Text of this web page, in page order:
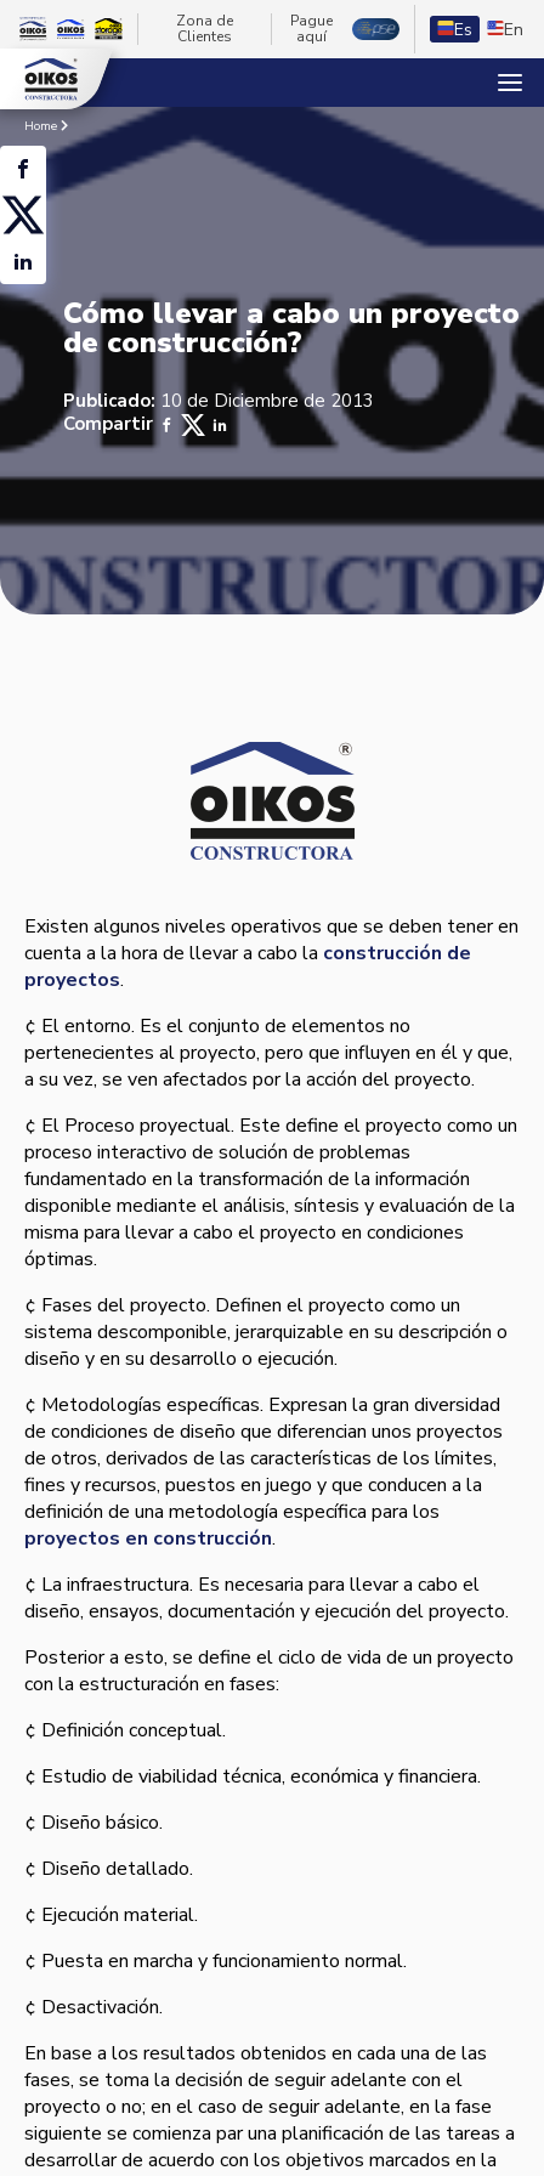
Zona de
Clientes
Pague
aquí
Es En
Home
Cómo llevar a cabo un proyecto
de construcción?
Publicado: 10 de Diciembre de 2013
Compartir
Existen algunos niveles operativos que se deben tener en
cuenta a la hora de llevar a cabo la construcción de
proyectos.
¢ El entorno. Es el conjunto de elementos no
pertenecientes al proyecto, pero que influyen en él y que,
a su vez, se ven afectados por la acción del proyecto.
¢ El Proceso proyectual. Este define el proyecto como un
proceso interactivo de solución de problemas
fundamentado en la transformación de la información
disponible mediante el análisis, sí­ntesis y evaluación de la
misma para llevar a cabo el proyecto en condiciones
óptimas.
¢ Fases del proyecto. Definen el proyecto como un
sistema descomponible, jerarquizable en su descripción o
diseño y en su desarrollo o ejecución.
¢ Metodologí­as especí­ficas. Expresan la gran diversidad
de condiciones de diseño que diferencian unos proyectos
de otros, derivados de las caracterí­sticas de los lí­mites,
fines y recursos, puestos en juego y que conducen a la
definición de una metodologí­a especí­fica para los
proyectos en construcción.
¢ La infraestructura. Es necesaria para llevar a cabo el
diseño, ensayos, documentación y ejecución del proyecto.
Posterior a esto, se define el ciclo de vida de un proyecto
con la estructuración en fases:
¢ Definición conceptual.
¢ Estudio de viabilidad técnica, económica y financiera.
¢ Diseño básico.
¢ Diseño detallado.
¢ Ejecución material.
¢ Puesta en marcha y funcionamiento normal.
¢ Desactivación.
En base a los resultados obtenidos en cada una de las
fases, se toma la decisión de seguir adelante con el
proyecto o no; en el caso de seguir adelante, en la fase
siguiente se comienza par una planificación de las tareas a
desarrollar de acuerdo con los objetivos marcados en la